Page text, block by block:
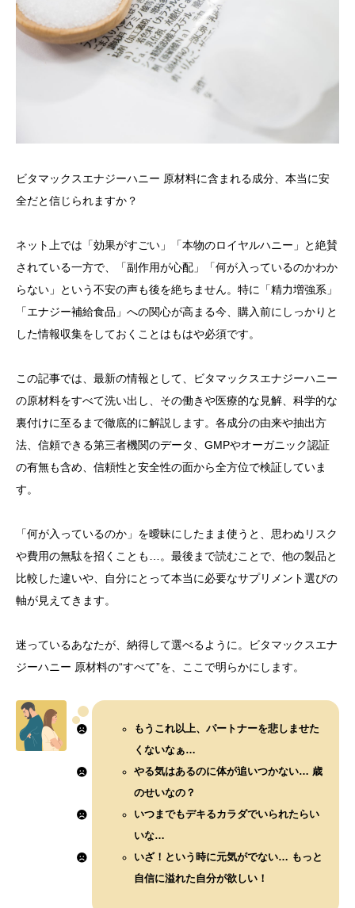
ビタマックスエナジーハニー 原材料に含まれる成分、本当に安
全だと信じられますか？
ネット上では「効果がすごい」「本物のロイヤルハニー」と絶賛
されている一方で、「副作用が心配」「何が入っているのかわか
らない」という不安の声も後を絶ちません。特に「精力増強系」
「エナジー補給食品」への関心が高まる今、購入前にしっかりと
した情報収集をしておくことはもはや必須です。
この記事では、最新の情報として、ビタマックスエナジーハニー
の原材料をすべて洗い出し、その働きや医療的な見解、科学的な
裏付けに至るまで徹底的に解説します。各成分の由来や抽出方
法、信頼できる第三者機関のデータ、GMPやオーガニック認証
の有無も含め、信頼性と安全性の面から全方位で検証していま
す。
「何が入っているのか」を曖昧にしたまま使うと、思わぬリスク
や費用の無駄を招くことも…。最後まで読むことで、他の製品と
比較した違いや、自分にとって本当に必要なサプリメント選びの
軸が見えてきます。
迷っているあなたが、納得して選べるように。ビタマックスエナ
ジーハニー 原材料の“すべて”を、ここで明らかにします。
もうこれ以上、パートナーを悲しませた
くないなぁ…
やる気はあるのに体が追いつかない… 歳
のせいなの？
いつまでもデキるカラダでいられたらい
いな…
いざ！という時に元気がでない… もっと
自信に溢れた自分が欲しい！